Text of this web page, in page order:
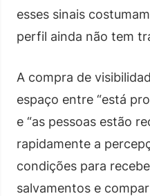
esses sinais
perfil ainda não tem
A compra de
espaço entre “está
e “as pessoas estão
rapidamente a
condições para
salvamentos e